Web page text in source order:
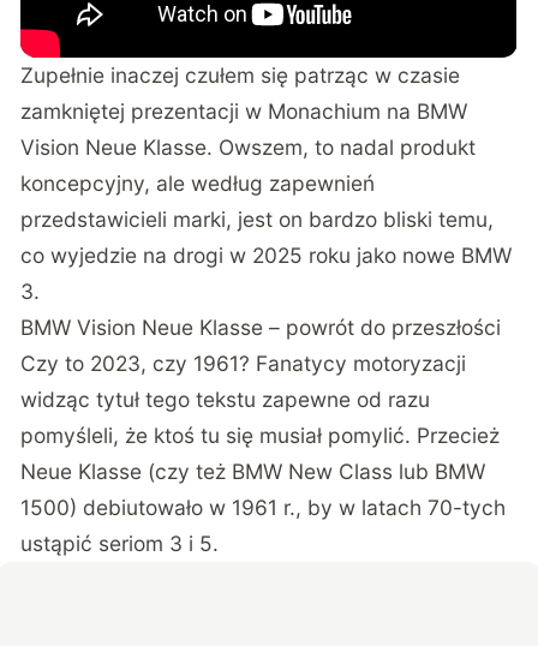
Zupełnie inaczej czułem się patrząc w czasie
zamkniętej prezentacji w Monachium na BMW
Vision Neue Klasse. Owszem, to nadal produkt
koncepcyjny, ale według zapewnień
przedstawicieli marki, jest on bardzo bliski temu,
co wyjedzie na drogi w 2025 roku jako nowe BMW
3.
BMW Vision Neue Klasse – powrót do przeszłości
Czy to 2023, czy 1961? Fanatycy motoryzacji
widząc tytuł tego tekstu zapewne od razu
pomyśleli, że ktoś tu się musiał pomylić. Przecież
Neue Klasse (czy też BMW New Class lub BMW
1500) debiutowało w 1961 r., by w latach 70-tych
ustąpić seriom 3 i 5.